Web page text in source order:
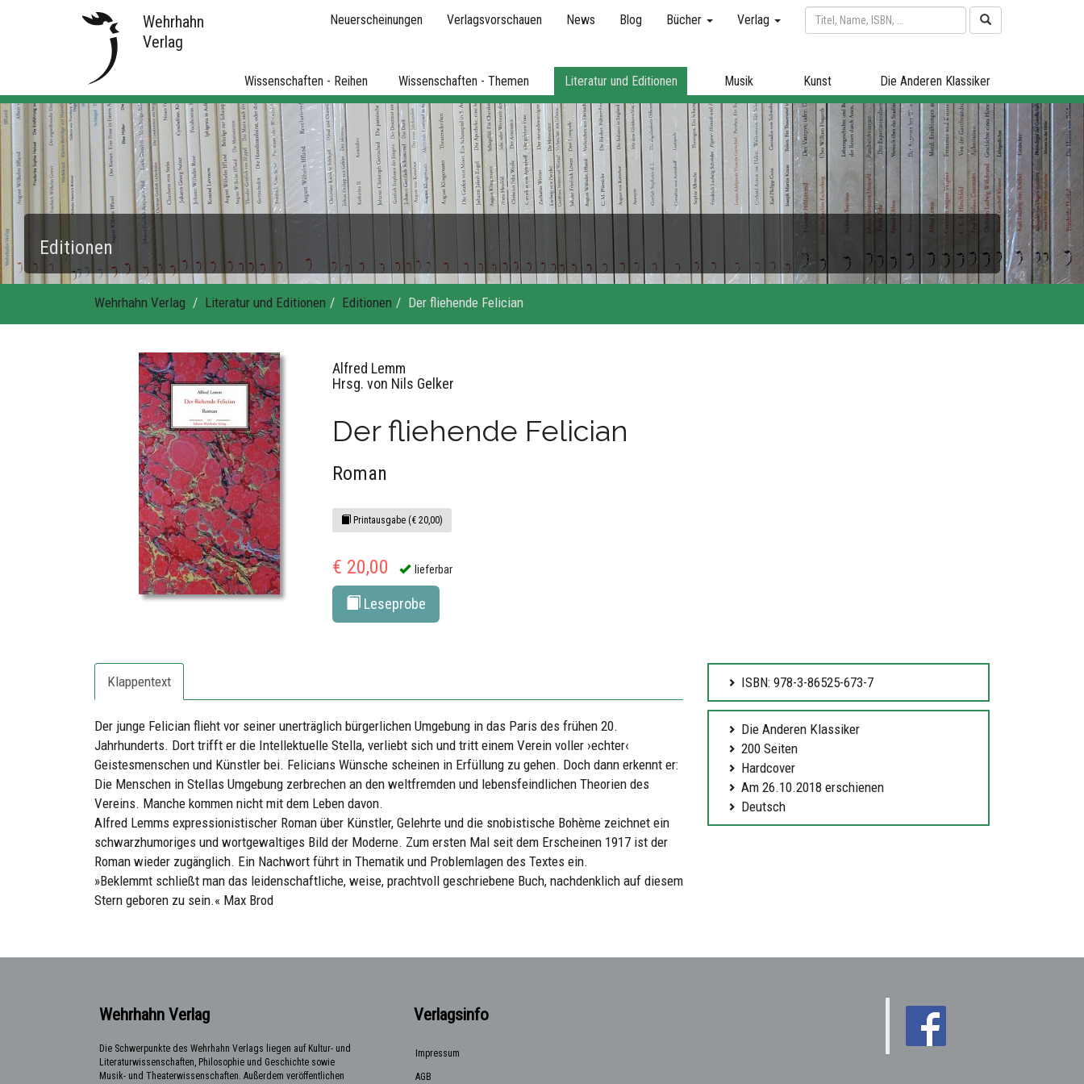
Wehrhahn
Verlag
Neuerscheinungen Verlagsvorschauen News Blog Bücher Verlag
Wissenschaften - Reihen Wissenschaften - Themen Literatur und Editionen Musik Kunst Die Anderen Klassiker
Editionen
Wehrhahn Verlag Literatur und Editionen Editionen Der fliehende Felician
Alfred Lemm
Hrsg. von Nils Gelker
Der fliehende Felician
Roman
Printausgabe (€ 20,00)
€ 20,00 lieferbar
Leseprobe
Klappentext
Der junge Felician flieht vor seiner unerträglich bürgerlichen Umgebung in das Paris des frühen 20.
Jahrhunderts. Dort trifft er die Intellektuelle Stella, verliebt sich und tritt einem Verein voller ›echter‹
Geistesmenschen und Künstler bei. Felicians Wünsche scheinen in Erfüllung zu gehen. Doch dann erkennt er:
Die Menschen in Stellas Umgebung zerbrechen an den weltfremden und lebensfeindlichen Theorien des
Vereins. Manche kommen nicht mit dem Leben davon.
Alfred Lemms expressionistischer Roman über Künstler, Gelehrte und die snobistische Bohème zeichnet ein
schwarzhumoriges und wortgewaltiges Bild der Moderne. Zum ersten Mal seit dem Erscheinen 1917 ist der
Roman wieder zugänglich. Ein Nachwort führt in Thematik und Problemlagen des Textes ein.
»Beklemmt schließt man das leidenschaftliche, weise, prachtvoll geschriebene Buch, nachdenklich auf diesem
Stern geboren zu sein.« Max Brod
ISBN: 978-3-86525-673-7
Die Anderen Klassiker
200 Seiten
Hardcover
Am 26.10.2018 erschienen
Deutsch
Wehrhahn Verlag
Die Schwerpunkte des Wehrhahn Verlags liegen auf Kultur- und
Literaturwissenschaften, Philosophie und Geschichte sowie
Musik- und Theaterwissenschaften. Außerdem veröffentlichen
Verlagsinfo
Impressum
AGB